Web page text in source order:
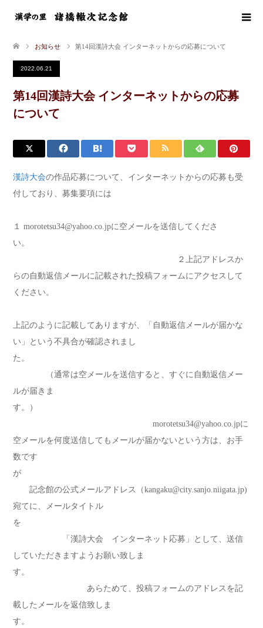
お知らせ 第14回漢詩大会 インターネットからの応募について
2022.06.21
第14回漢詩大会 インターネットからの応募
について
漢詩大会の作品応募について、インターネットからの応募も受
付しており、募集要項には
１ morotetsu34@yahoo.co.jpに空メールを送信してくださ
い。
２上記アドレスか
らの自動返信メールに記載された投稿フォームにアクセスして
ください。
上記のように記載してありますが、「自動返信メールが届かな
い」という不具合が確認されまし
た。
（通常は空メールを送信すると、すぐに自動返信メー
ルが届きま
す。）
morotetsu34@yahoo.co.jpに
空メールを何度送信してもメールが届かないという方は、お手
数です
が
記念館の公式メールアドレス（kangaku@city.sanjo.niigata.jp)
宛てに、メールタイトル
を
「漢詩大会 インターネット応募」として、送信
していただきますようお願い致しま
す。
あらためて、投稿フォームのアドレスを記
載したメールを返信致しま
す。